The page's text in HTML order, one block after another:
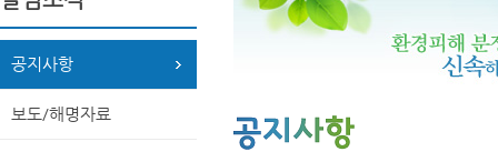
공지사항
보도/해명자료